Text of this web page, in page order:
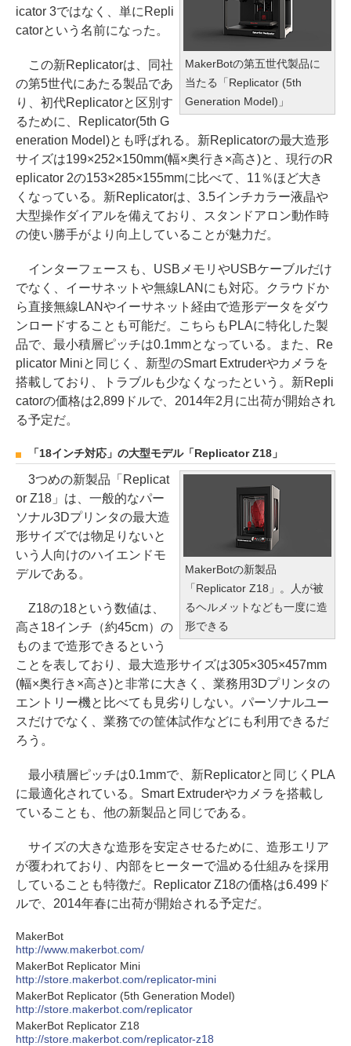
MakerBotの第五世代製品に
当たる「Replicator (5th
Generation Model)」
icator 3ではなく、単にRepli
catorという名前になった。
この新Replicatorは、同社
の第5世代にあたる製品であ
り、初代Replicatorと区別す
るために、Replicator(5th G
eneration Model)とも呼ばれる。新Replicatorの最大造形
サイズは199×252×150mm(幅×奥行き×高さ)と、現行のR
eplicator 2の153×285×155mmに比べて、11％ほど大き
くなっている。新Replicatorは、3.5インチカラー液晶や
大型操作ダイアルを備えており、スタンドアロン動作時
の使い勝手がより向上していることが魅力だ。
インターフェースも、USBメモリやUSBケーブルだけ
でなく、イーサネットや無線LANにも対応。クラウドか
ら直接無線LANやイーサネット経由で造形データをダウ
ンロードすることも可能だ。こちらもPLAに特化した製
品で、最小積層ピッチは0.1mmとなっている。また、Re
plicator Miniと同じく、新型のSmart Extruderやカメラを
搭載しており、トラブルも少なくなったという。新Repli
catorの価格は2,899ドルで、2014年2月に出荷が開始され
る予定だ。
「18インチ対応」の大型モデル「Replicator Z18」
MakerBotの新製品
「Replicator Z18」。人が被
るヘルメットなども一度に造
形できる
3つめの新製品「Replicat
or Z18」は、一般的なパー
ソナル3Dプリンタの最大造
形サイズでは物足りないと
いう人向けのハイエンドモ
デルである。
Z18の18という数値は、
高さ18インチ（約45cm）の
ものまで造形できるという
ことを表しており、最大造形サイズは305×305×457mm
(幅×奥行き×高さ)と非常に大きく、業務用3Dプリンタの
エントリー機と比べても見劣りしない。パーソナルユー
スだけでなく、業務での筐体試作などにも利用できるだ
ろう。
最小積層ピッチは0.1mmで、新Replicatorと同じくPLA
に最適化されている。Smart Extruderやカメラを搭載し
ていることも、他の新製品と同じである。
サイズの大きな造形を安定させるために、造形エリア
が覆われており、内部をヒーターで温める仕組みを採用
していることも特徴だ。Replicator Z18の価格は6.499ド
ルで、2014年春に出荷が開始される予定だ。
MakerBot
http://www.makerbot.com/
MakerBot Replicator Mini
http://store.makerbot.com/replicator-mini
MakerBot Replicator (5th Generation Model)
http://store.makerbot.com/replicator
MakerBot Replicator Z18
http://store.makerbot.com/replicator-z18